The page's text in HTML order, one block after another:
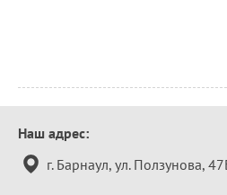
Контактная
информация
Наш адрес:
г. Барнаул, ул. Ползунова,